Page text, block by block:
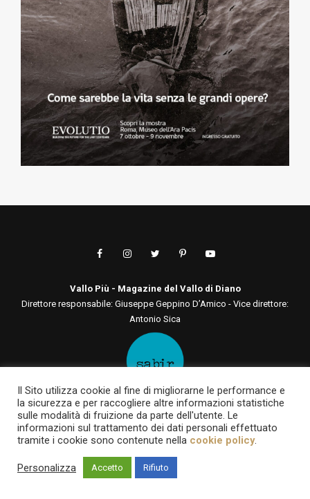
Vallo Più - Magazine del Vallo di Diano
Direttore responsabile: Giuseppe Geppino D’Amico - Vice direttore:
Antonio Sica
Editore: Sabir Comunicazione srls
Via San Tommaso D'Aquino, 75 00136 - Roma - RM | Via Roma, 133
84030 - Casalbuono - SA
Testata online registrata al Tribunale di Roma al n. 93 del 7 giugno
Il Sito utilizza cookie al fine di migliorarne le performance e
la sicurezza e per raccogliere altre informazioni statistiche
sulle modalità di fruizione da parte dell'utente. Le
informazioni sul trattamento dei dati personali effettuato
tramite i cookie sono contenute nella cookie policy.
Personalizza Accetto Rifiuto